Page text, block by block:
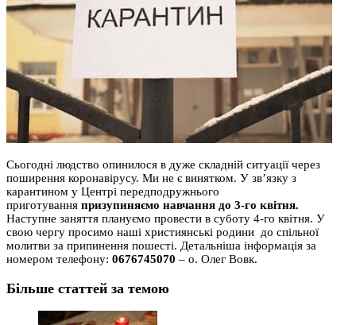
Сьогодні людство опинилося в дуже складній ситуації через
поширення коронавірусу. Ми не є винятком. У зв’язку з
карантином у Центрі передподружнього
приготування призупиняємо навчання до 3-го квітня.
Наступне заняття плануємо провести в суботу 4-го квітня. У
свою чергу просимо наші християнські родини до спільної
молитви за припинення пошесті. Детальніша інформація за
номером телефону: 0676745070 – о. Олег Вовк.
Більше статтей за темою